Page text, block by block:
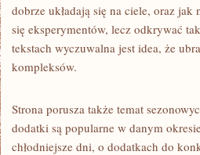
dobrze układają się na ciele, oraz
się eksperymentów, lecz odkrywać
tekstach wyczuwalna jest idea, że
kompleksów.
Strona porusza także temat
dodatki są popularne w danym
chłodniejsze dni, o dodatkach do